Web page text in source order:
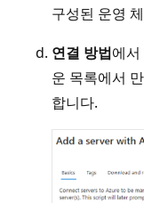
구성된 운영
연결 방법에서
운 목록에서
합니다.